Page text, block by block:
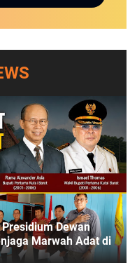
Dewan
Marwah Adat di